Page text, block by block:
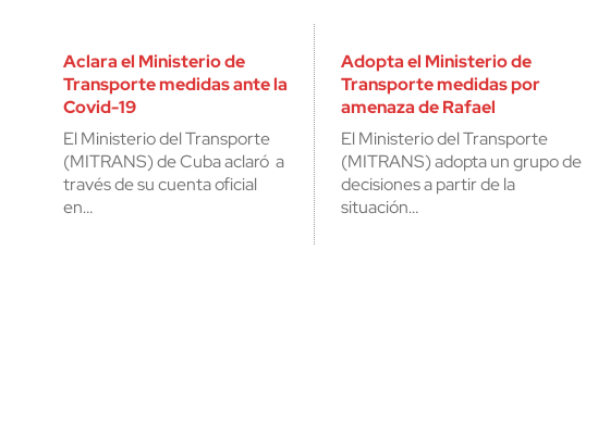
Aclara el Ministerio de
Transporte medidas ante la
Covid-19
El Ministerio del Transporte
(MITRANS) de Cuba aclaró a
través de su cuenta oficial
en…
Adopta el Ministerio de
Transporte medidas por
amenaza de Rafael
El Ministerio del Transporte
(MITRANS) adopta un grupo de
decisiones a partir de la
situación…